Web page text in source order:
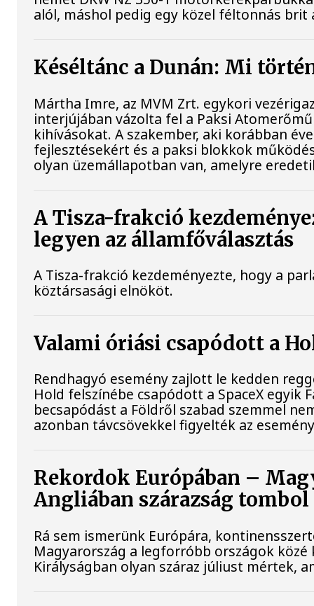
alól, máshol pedig egy közel féltonnás brit
Késéltánc a Dunán: Mi
Mártha Imre, az MVM Zrt. egykori
interjújában vázolta fel a Paksi
kihívásokat. A szakember, aki korábban
fejlesztésekért és a paksi blokkok
olyan üzemállapotban van, amelyre
A Tisza-frakció
legyen az államfőválasztás
A Tisza-frakció kezdeményezte, hogy a
köztársasági elnököt.
Valami óriási csapódott a
Rendhagyó esemény zajlott le kedden
Hold felszínébe csapódott a SpaceX egyik
becsapódást a Földről szabad szemmel
azonban távcsövekkel figyelték az
Rekordok Európában –
Angliában szárazság tombol
Rá sem ismerünk Európára,
Magyarország a legforróbb országok
Királyságban olyan száraz júliust mértek,